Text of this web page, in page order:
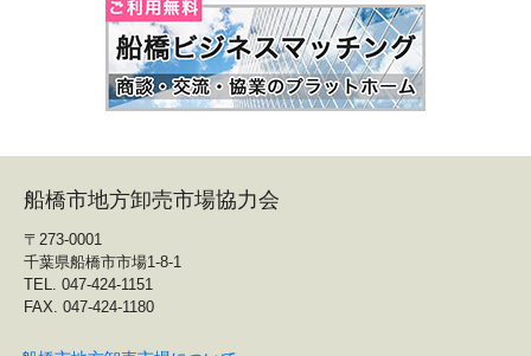
船橋市地方卸売市場協力会
〒273-0001
千葉県船橋市市場1-8-1
TEL. 047-424-1151
FAX. 047-424-1180